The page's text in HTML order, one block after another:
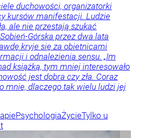
duchowości, organizatorki
kursów manifestacji. Ludzie
ale nie przestają szukać
Górska przez dwa lata
kryje się za obietnicami
i odnalezienia sensu. „Im
książką, tym mniej interesowało
jest dobra czy zła. Coraz
mnie, dlaczego tak wielu ludzi jej
PsychologiaŻycieTylko u